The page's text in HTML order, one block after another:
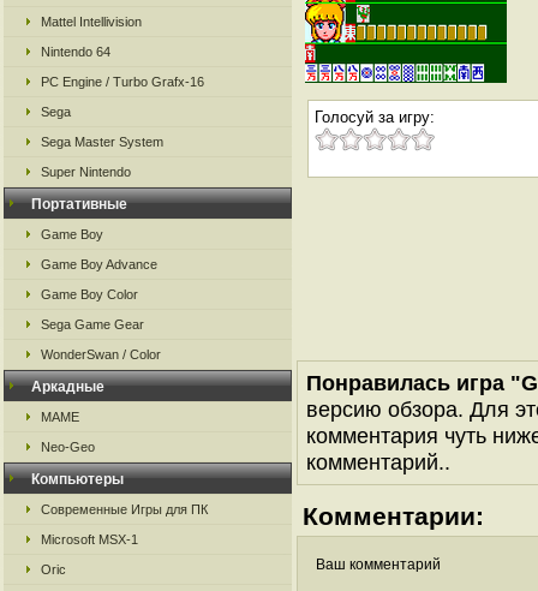
Mattel Intellivision
Nintendo 64
PC Engine / Turbo Grafx-16
Sega
Sega Master System
Super Nintendo
Портативные
Game Boy
Game Boy Advance
Game Boy Color
Sega Game Gear
WonderSwan / Color
Аркадные
MAME
Neo-Geo
Компьютеры
Современные Игры для ПК
Microsoft MSX-1
Oric
Голосуй за игру:
Понравилась игра
версию обзора. Для
комментария чуть
комментарий..
Комментарии:
Ваш комментарий